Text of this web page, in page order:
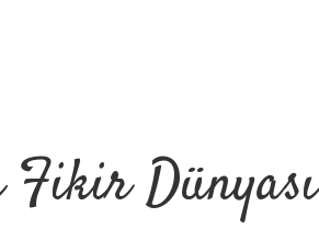
Fikir Dünyası